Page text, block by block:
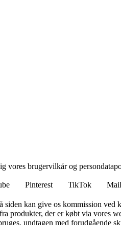
vores brugervilkår og
Pinterest TikTok Mail
kan give os kommission ved
produkter, der er købt via vores
undtagen med forudgående